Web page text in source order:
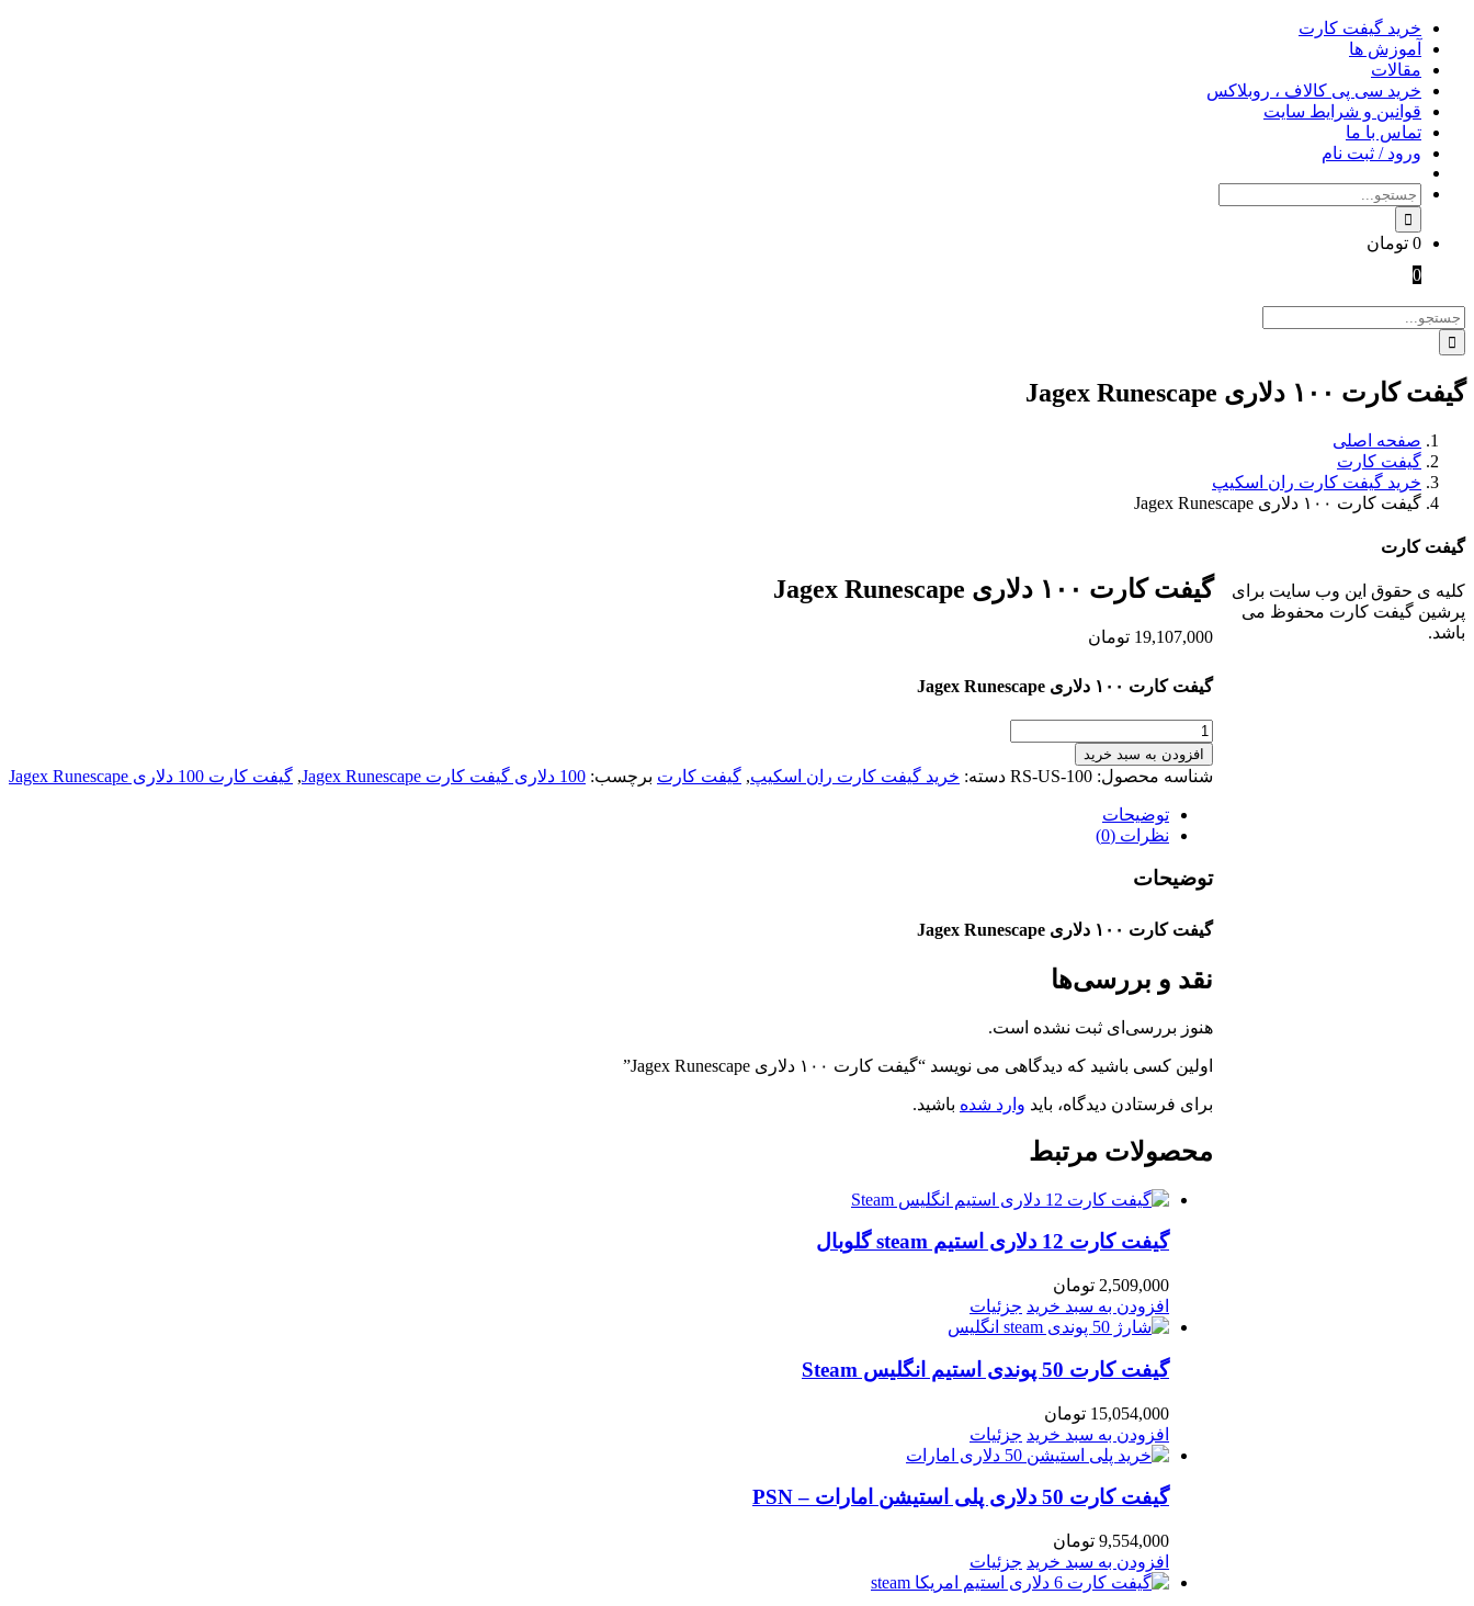
Skip
content
خرید گیفت کارت
آموزش ها
مقالات
خرید سی پی کالاف ، روبلاکس
قوانین و شرایط سایت
تماس با ما
ورود / ثبت نام
جستجو
برای:
0 تومان
0
جستجو
برای:
گیفت کارت ۱۰۰ دلاری Jagex Runescape
صفحه اصلی
گیفت کارت
خرید گیفت کارت ران اسکیپ
گیفت کارت ۱۰۰ دلاری Jagex Runescape
گیفت کارت ۱۰۰ دلاری Jagex Runescape
19,107,000 تومان
گیفت کارت ۱۰۰ دلاری Jagex Runescape
گیفت
کارت
۱۰۰
Jagex
Runescape
افزودن به سبد خرید
شناسه محصول: RS-US-100 دسته: خرید گیفت کارت ران اسکیپ, گیفت کارت برچسب: 100 دلاری گیفت کارت Jagex Runescape , گیفت کارت 100 دلاری Jagex Runescape
توضیحات
نظرات (0)
توضیحات
گیفت کارت ۱۰۰ دلاری Jagex Runescape
نقد و بررسی‌ها
هنوز بررسی‌ای ثبت نشده است.
اولین کسی باشید که دیدگاهی می نویسد “گیفت کارت ۱۰۰ دلاری Jagex Runescape”
برای فرستادن دیدگاه، باید وارد شده باشید.
محصولات مرتبط
گیفت کارت 12 دلاری استیم steam گلوبال
2,509,000 تومان
افزودن به سبد خرید جزئیات
گیفت کارت 50 پوندی استیم انگلیس Steam
15,054,000 تومان
افزودن به سبد خرید جزئیات
گیفت کارت 50 دلاری پلی استیشن امارات – PSN
9,554,000 تومان
افزودن به سبد خرید جزئیات
گیفت کارت
کلیه ی حقوق این وب سایت برای
پرشین گیفت کارت محفوظ می
باشد.